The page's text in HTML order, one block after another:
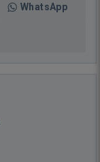
WhatsApp